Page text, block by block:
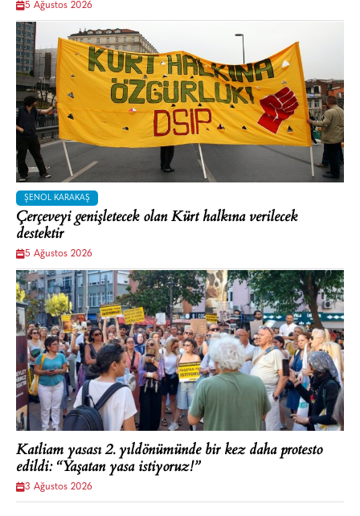
5 Ağustos 2026
ŞENOL KARAKAŞ
Çerçeveyi genişletecek olan Kürt halkına verilecek
destektir
5 Ağustos 2026
Katliam yasası 2. yıldönümünde bir kez daha protesto
edildi: “Yaşatan yasa istiyoruz!”
3 Ağustos 2026